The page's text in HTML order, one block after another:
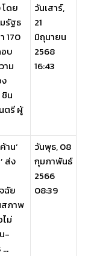
ดย
รัฐธ
170
บ
าม
น
ตรี ผู้
วันเสาร์,
21
มิถุนายน
2568
16:43
าน’
ส่ง
ฉัย
สภาพ
ม่
-
วันพุธ, 08
กุมภาพันธ์
2566
08:39